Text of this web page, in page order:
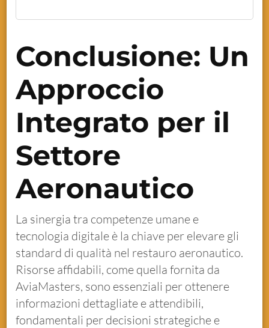
Conclusione: Un
Approccio
Integrato per il
Settore
Aeronautico
La sinergia tra competenze umane e
tecnologia digitale è la chiave per elevare gli
standard di qualità nel restauro aeronautico.
Risorse affidabili, come quella fornita da
AviaMasters, sono essenziali per ottenere
informazioni dettagliate e attendibili,
fondamentali per decisioni strategiche e